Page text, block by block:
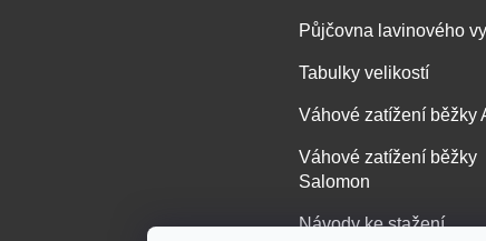
Půjčovna lavinového
Tabulky velikostí
Váhové zatížení běžky
Váhové zatížení běžky
Salomon
Návody ke stažení